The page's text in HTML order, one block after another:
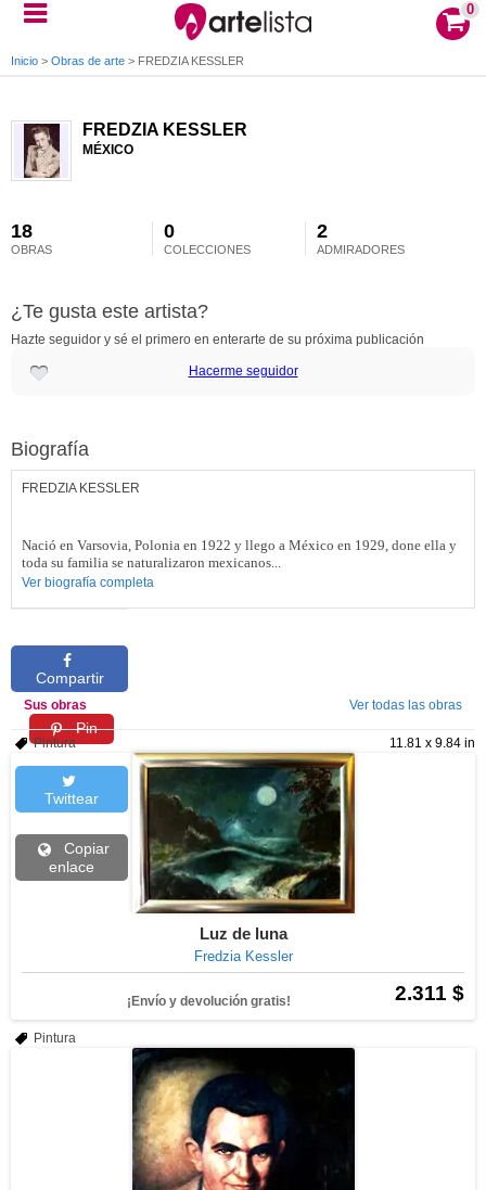
0
Inicio > Obras de arte > FREDZIA KESSLER
FREDZIA KESSLER
MÉXICO
18
OBRAS
0
COLECCIONES
2
ADMIRADORES
¿Te gusta este artista?
Hazte seguidor y sé el primero en enterarte de su próxima publicación
Hacerme seguidor
Biografía
FREDZIA KESSLER
Nació en Varsovia, Polonia en 1922 y llego a México en 1929, done ella y
toda su familia se naturalizaron mexicanos...
Ver biografía completa
Compartir
Pin
Twittear
Copiar
enlace
Sus obras Ver todas las obras
11.81 x 9.84 in
Pintura
Luz de luna
Fredzia Kessler
2.311 $
¡Envío y devolución gratis!
Pintura